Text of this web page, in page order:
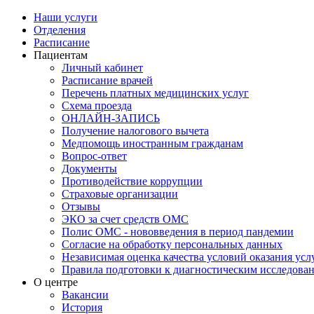
Наши услуги
Отделения
Расписание
Пациентам
Личный кабинет
Расписание врачей
Перечень платных медицинских услуг
Схема проезда
ОНЛАЙН-ЗАПИСЬ
Получение налогового вычета
Медпомощь иностранным гражданам
Вопрос-ответ
Документы
Противодействие коррупции
Страховые организации
Отзывы
ЭКО за счет средств ОМС
Полис ОМС - нововведения в период пандемии
Согласие на обработку персональных данных
Независимая оценка качества условий оказания
Правила подготовки к диагностическим
О центре
Вакансии
История